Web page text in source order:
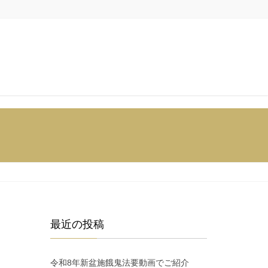
最近の投稿
令和8年新盆施餓鬼法要動画でご紹介